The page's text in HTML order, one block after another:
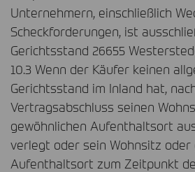
Unternehmern, einschließlich
Scheckforderungen, ist
Gerichtsstand 26655
10.3 Wenn der Käufer keinen
Gerichtsstand im Inland hat,
Vertragsabschluss seinen
gewöhnlichen Aufenthaltsort
verlegt oder sein Wohnsitz oder
Aufenthaltsort zum Zeitpunkt